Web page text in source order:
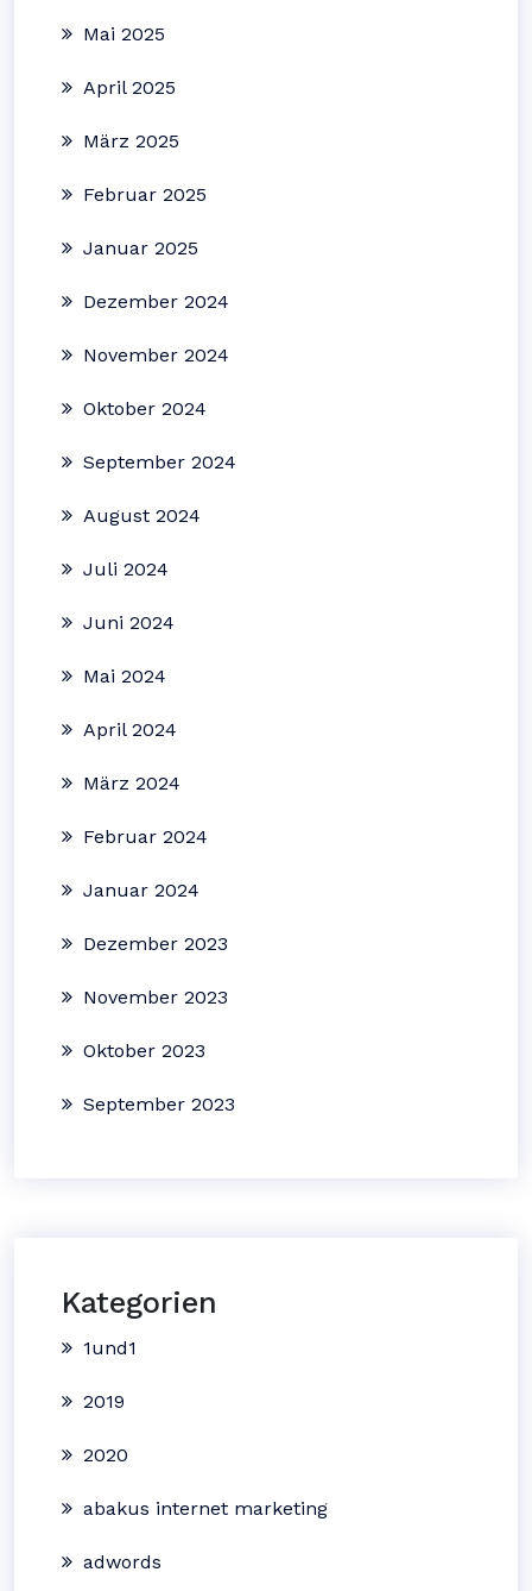
Mai 2025
April 2025
März 2025
Februar 2025
Januar 2025
Dezember 2024
November 2024
Oktober 2024
September 2024
August 2024
Juli 2024
Juni 2024
Mai 2024
April 2024
März 2024
Februar 2024
Januar 2024
Dezember 2023
November 2023
Oktober 2023
September 2023
Kategorien
1und1
2019
2020
abakus internet marketing
adwords